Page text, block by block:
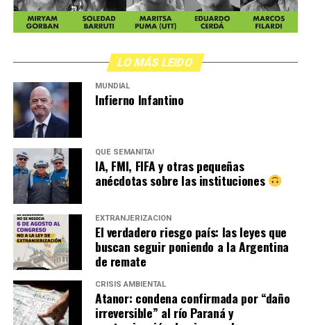
LO MÁS LEIDO
MUNDIAL
Infierno Infantino
QUÉ SEMANITA!
IA, FMI, FIFA y otras pequeñas
anécdotas sobre las instituciones
EXTRANJERIZACIÓN
El verdadero riesgo país: las leyes que
buscan seguir poniendo a la Argentina
de remate
CRISIS AMBIENTAL
Atanor: condena confirmada por “daño
irreversible” al río Paraná y